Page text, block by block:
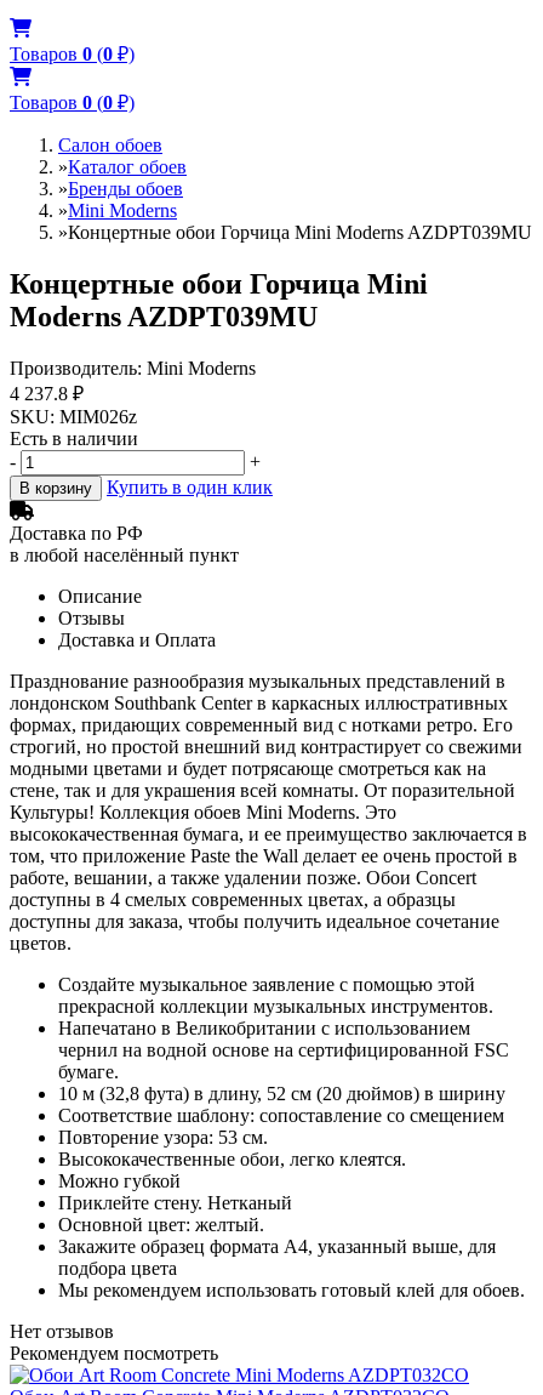
Товаров 0 (0 ₽)
Товаров 0 (0 ₽)
Салон обоев
»Каталог обоев
»Бренды обоев
»Mini Moderns
»Концертные обои Горчица Mini Moderns AZDPT039MU
Концертные обои Горчица Mini
Moderns AZDPT039MU
Производитель: Mini Moderns
4 237.8 ₽
SKU: MIM026z
Есть в наличии
-
+
В корзину Купить в один клик
Доставка по РФ
в любой населённый пункт
Описание
Отзывы
Доставка и Оплата
Празднование разнообразия музыкальных представлений в
лондонском Southbank Center в каркасных иллюстративных
формах, придающих современный вид с нотками ретро. Его
строгий, но простой внешний вид контрастирует со свежими
модными цветами и будет потрясающе смотреться как на
стене, так и для украшения всей комнаты. От поразительной
Культуры! Коллекция обоев Mini Moderns. Это
высококачественная бумага, и ее преимущество заключается в
том, что приложение Paste the Wall делает ее очень простой в
работе, вешании, а также удалении позже. Обои Concert
доступны в 4 смелых современных цветах, а образцы
доступны для заказа, чтобы получить идеальное сочетание
цветов.
Создайте музыкальное заявление с помощью этой
прекрасной коллекции музыкальных инструментов.
Напечатано в Великобритании с использованием
чернил на водной основе на сертифицированной FSC
бумаге.
10 м (32,8 фута) в длину, 52 см (20 дюймов) в ширину
Соответствие шаблону: сопоставление со смещением
Повторение узора: 53 см.
Высококачественные обои, легко клеятся.
Можно губкой
Приклейте стену. Нетканый
Основной цвет: желтый.
Закажите образец формата A4, указанный выше, для
подбора цвета
Мы рекомендуем использовать готовый клей для обоев.
Нет отзывов
Рекомендуем посмотреть